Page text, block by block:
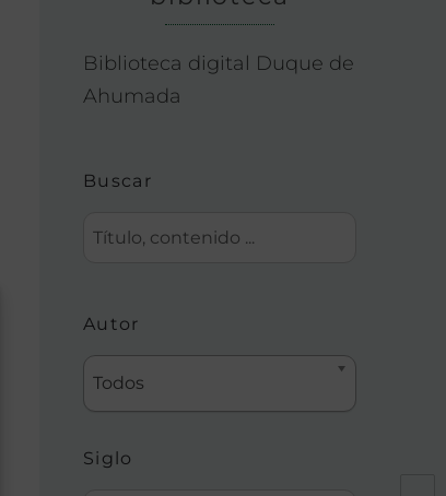
Biblioteca digital Duque de
Ahumada
Buscar
Autor
Todos
Siglo